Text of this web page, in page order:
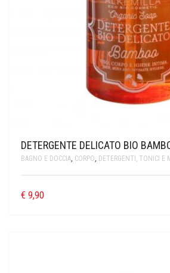
DETERGENTE DELICATO BIO
BAGNO E DOCCIA, CORPO, DETERGENTI, TONICI E
€ 9,90